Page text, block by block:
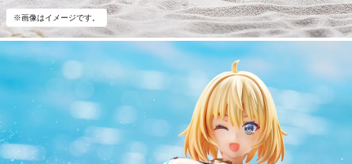
※画像はイメージです。